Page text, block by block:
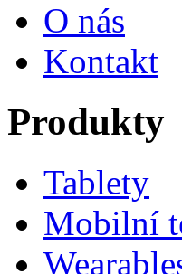
O nás
Kontakt
Produkty
Tablety
Mobilní